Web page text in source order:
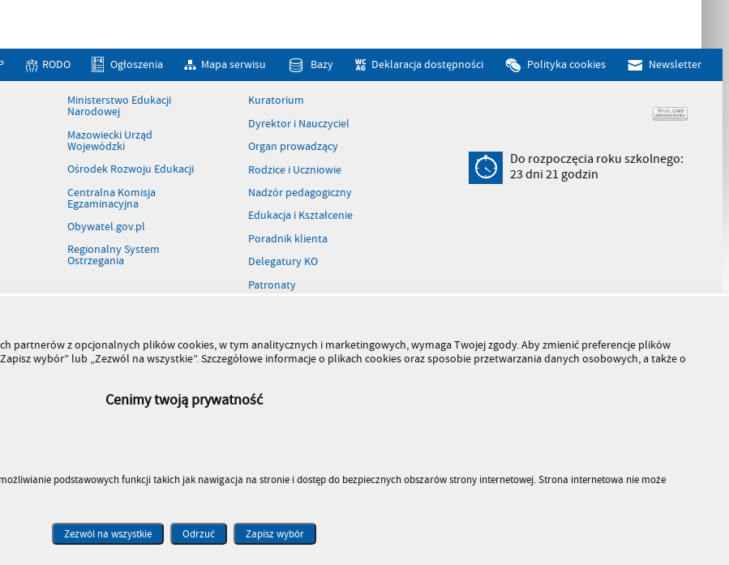
RODO Ogłoszenia Mapa serwisu Bazy Deklaracja dostępności Polityka cookies Newsletter
Ministerstwo Edukacji
Narodowej
Mazowiecki Urząd
Wojewódzki
Ośrodek Rozwoju Edukacji
Centralna Komisja
Egzaminacyjna
Obywatel.gov.pl
Regionalny System
Ostrzegania
Kuratorium
Dyrektor i Nauczyciel
Organ prowadzący
Rodzice i Uczniowie
Nadzór pedagogiczny
Edukacja i Kształcenie
Poradnik klienta
Delegatury KO
Patronaty
Kiermasz książek
Do rozpoczęcia roku szkolnego:
23 dni21 godzin
partnerów z opcjonalnych plików cookies, w tym analitycznych i marketingowych, wymaga Twojej zgody. Aby zmienić preferencje plików
wybór” lub „Zezwól na wszystkie”. Szczegółowe informacje o plikach cookies oraz sposobie przetwarzania danych osobowych, a także o
Cenimy twoją prywatność
podstawowych funkcji takich jak nawigacja na stronie i dostęp do bezpiecznych obszarów strony internetowej. Strona internetowa nie może